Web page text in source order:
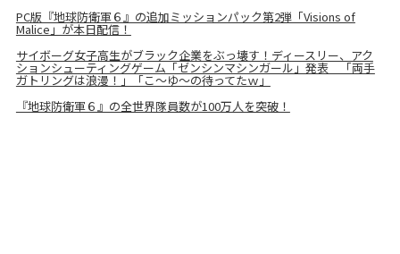
PC版『地球防衛軍６』の追加ミッションパック第2弾「Visions of
Malice」が本日配信！
サイボーグ女子高生がブラック企業をぶっ壊す！ディースリー、アク
ションシューティングゲーム「ゼンシンマシンガール」発表 「両手
ガトリングは浪漫！」「こ～ゆ～の待ってたｗ」
『地球防衛軍６』の全世界隊員数が100万人を突破！